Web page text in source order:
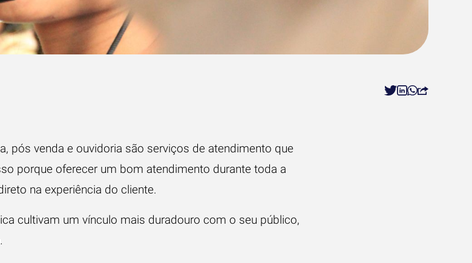
pós venda e ouvidoria são serviços de atendimento que
porque oferecer um bom atendimento durante toda a
na experiência do cliente.
cultivam um vínculo mais duradouro com o seu público,